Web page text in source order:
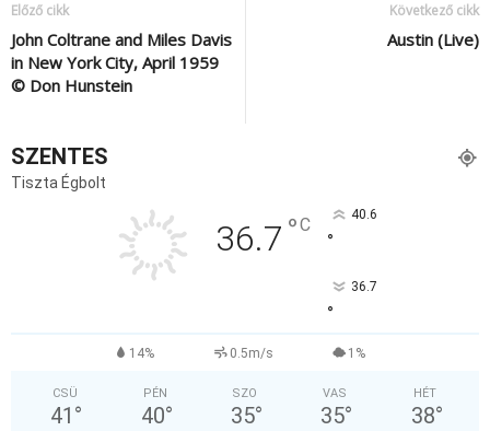
Előző cikk
John Coltrane and Miles Davis
in New York City, April 1959
© Don Hunstein
Következő cikk
Austin (Live)
SZENTES
Tiszta Égbolt
36.7 °C 40.6
°
36.7
°
14% 0.5m/s 1%
CSÜ
41 °
PÉN
40°
SZO
35°
VAS
35°
HÉT
38°